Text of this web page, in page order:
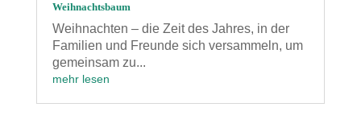
Weihnachtsbaum
Weihnachten – die Zeit des Jahres, in der
Familien und Freunde sich versammeln, um
gemeinsam zu...
mehr lesen